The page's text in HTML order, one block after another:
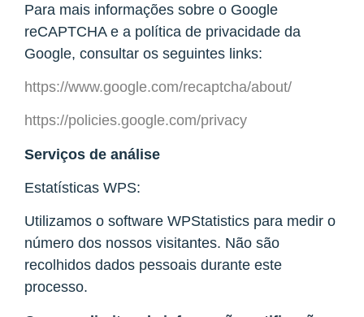
Para mais informações sobre o Google
reCAPTCHA e a política de privacidade da
Google, consultar os seguintes links:
https://www.google.com/recaptcha/about/
https://policies.google.com/privacy
Serviços de análise
Estatísticas WPS:
Utilizamos o software WPStatistics para medir o
número dos nossos visitantes. Não são
recolhidos dados pessoais durante este
processo.